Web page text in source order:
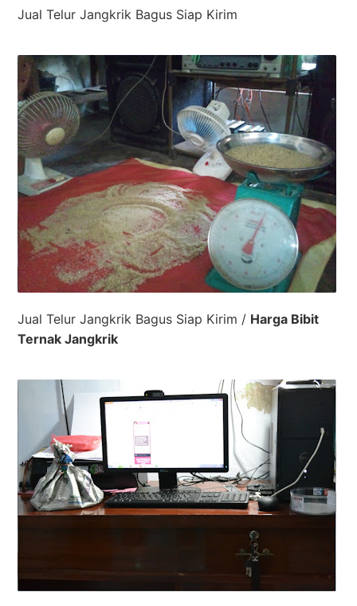
Jual Telur Jangkrik Bagus Siap Kirim
Jual Telur Jangkrik Bagus Siap Kirim / Harga Bibit
Ternak Jangkrik